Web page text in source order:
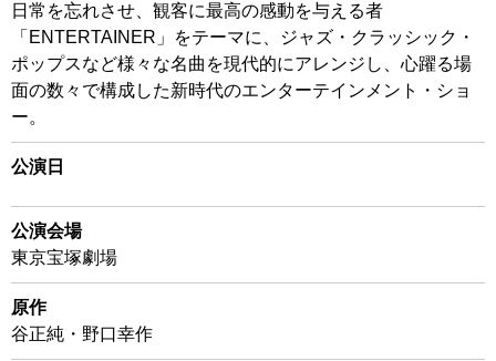
日常を忘れさせ、観客に最高の感動を与える者
「ENTERTAINER」をテーマに、ジャズ・クラッシック・
ポップスなど様々な名曲を現代的にアレンジし、心躍る場
面の数々で構成した新時代のエンターテインメント・ショ
ー。
公演日
公演会場
東京宝塚劇場
原作
谷正純・野口幸作